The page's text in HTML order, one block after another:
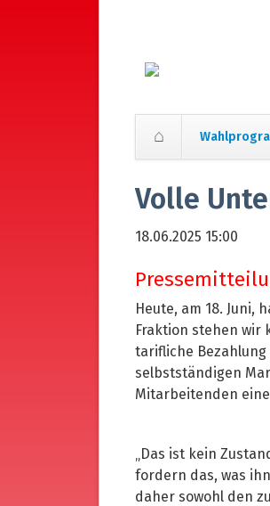
überspringen
Volle
18.06.2025 15:00
Heute, am 18.
Fraktion stehen wir
tarifliche
selbstständigen
Mitarbeitenden
„Das ist kein
fordern das, was
daher sowohl den